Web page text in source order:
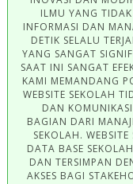
ILMU YANG
INFORMASI DAN
DETIK SELALU
YANG SANGAT
SAAT INI SANGAT
KAMI MEMANDANG
WEBSITE SEKOLAH
DAN
BAGIAN DARI
SEKOLAH.
DATA BASE
DAN TERSIMPAN
AKSES BAGI